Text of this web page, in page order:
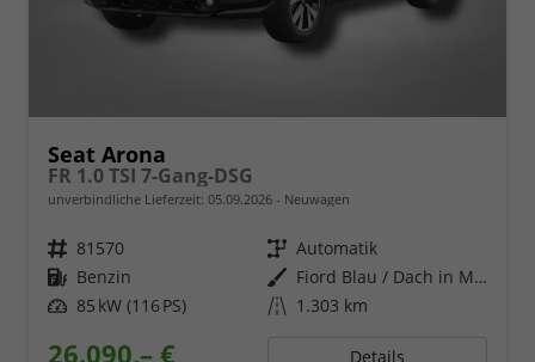
Seat Arona
FR 1.0 TSI 7-Gang-DSG
unverbindliche Lieferzeit: 05.09.2026 Neuwagen
Fahrzeugnr. 81570 Getriebe Automatik
Kraftstoff Benzin Außenfarbe
Fiord Blau / Dach in Midnight Schwarz Metallic
Leistung 85 kW (116 PS) Kilometerstand 1.303 km
26.090,– € Details